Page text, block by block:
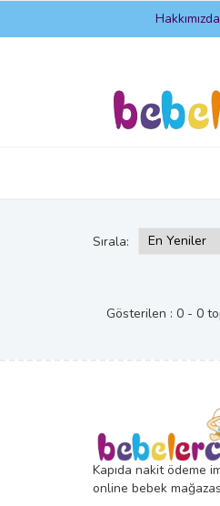
Hakkımızda
Sırala:
Gösterilen : 0 - 0
Kapıda nakit ödeme
online bebek